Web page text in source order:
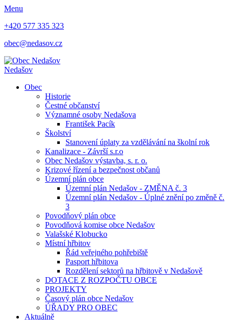
Menu
+420 577 335 323
obec@nedasov.cz
Nedašov
Obec
Historie
Čestné občanství
Významné osoby Nedašova
František Pacík
Školství
Stanovení úplaty za vzdělávání na školní rok
Kanalizace - Závrší s.r.o
Obec Nedašov výstavba, s. r. o.
Krizové řízení a bezpečnost občanů
Územní plán obce
Územní plán Nedašov - ZMĚNA č. 3
Územní plán Nedašov - Úplné znění po změně č.
3
Povodňový plán obce
Povodňová komise obce Nedašov
Valašské Klobucko
Místní hřbitov
Řád veřejného pohřebiště
Pasport hřbitova
Rozdělení sektorů na hřbitově v Nedašově
DOTACE Z ROZPOČTU OBCE
PROJEKTY
Časový plán obce Nedašov
ÚŘADY PRO OBEC
Aktuálně